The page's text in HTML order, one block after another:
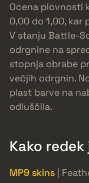
Ocena plovnosti
0,00 do 1,00, kar
V stanju Battle-
odrgnine na
stopnja obrabe
večjih odrgnin.
plast barve na
odluščila.
Kako
MP9 skins |